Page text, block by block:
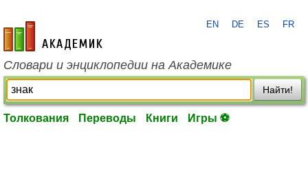
academic.ru
EN DE ES FR
Словари и энциклопедии на Академике
Найти!
Толкования Переводы Книги Игры ⚽